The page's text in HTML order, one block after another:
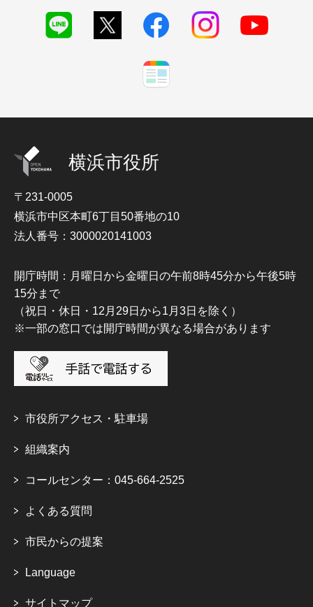
横浜市役所
〒231-0005
横浜市中区本町6丁目50番地の10
法人番号：3000020141003
開庁時間：月曜日から金曜日の午前8時45分から午後5時
15分まで
（祝日・休日・12月29日から1月3日を除く）
※一部の窓口では開庁時間が異なる場合があります
市役所アクセス・駐車場
組織案内
コールセンター：045-664-2525
よくある質問
市民からの提案
Language
サイトマップ